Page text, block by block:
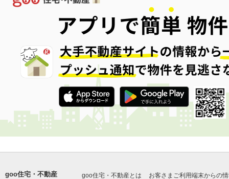
goo住宅・不動産 goo住宅・不動産とは お客さまご利用端末からの